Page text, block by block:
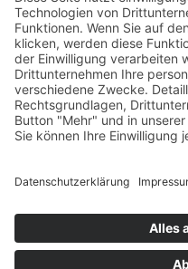
Eigentum von:Stadt
Das Sandsteinrelief zählt
Arbeiten, die seit der
Schüler*innen der Ernst-
17a/b) ihren Aufenthalt
Heierhoff in Stein gehauen,
Meter, es befindet sich im
in verschiedenen Farben.